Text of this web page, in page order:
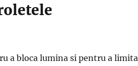
a bloca lumina si pentru a limita